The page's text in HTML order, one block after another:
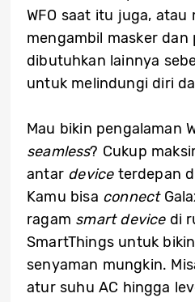
WFO saat itu juga,
mengambil masker
dibutuhkan lainnya
untuk melindungi diri
Mau bikin pengalaman
seamless? Cukup
antar device terdepan
Kamu bisa connect
ragam smart device di
SmartThings untuk
senyaman mungkin.
atur suhu AC hingga